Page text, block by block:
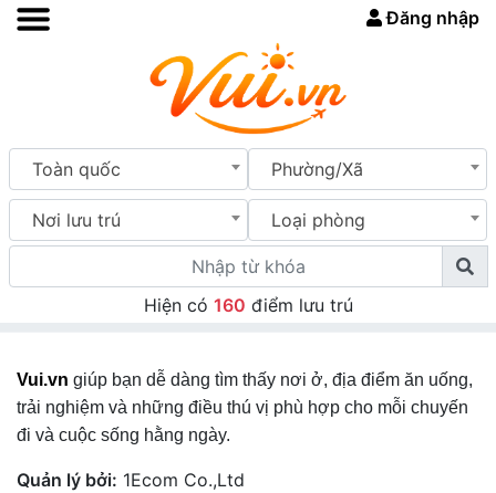
Đăng nhập
Toàn quốc Phường/Xã
Nơi lưu trú Loại phòng
Hiện có 160 điểm lưu trú
Vui.vn giúp bạn dễ dàng tìm thấy nơi ở, địa điểm ăn uống,
trải nghiệm và những điều thú vị phù hợp cho mỗi chuyến
đi và cuộc sống hằng ngày.
Quản lý bởi: 1Ecom Co.,Ltd